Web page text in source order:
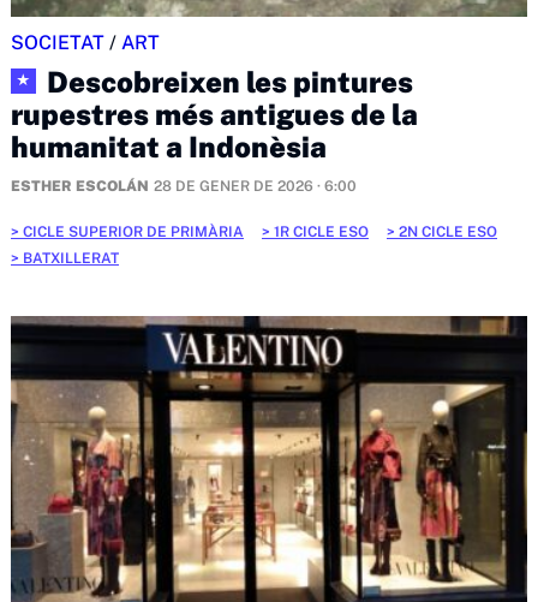
SOCIETAT / ART
★
Descobreixen les pintures
rupestres més antigues de la
humanitat a Indonèsia
ESTHER ESCOLÁN 28 DE GENER DE 2026 · 6:00
CICLE SUPERIOR DE PRIMÀRIA 1R CICLE ESO
2N CICLE ESO
BATXILLERAT